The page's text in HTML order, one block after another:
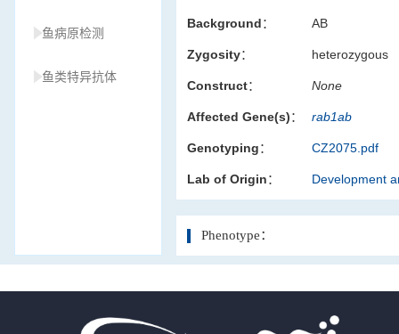
鱼病原检测
鱼类特异抗体
Background： AB
Zygosity： heterozygous
Construct： None
Affected Gene(s)： rab1ab
Genotyping： CZ2075.pdf
Lab of Origin： Development
Phenotype：